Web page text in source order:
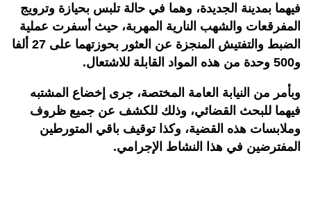
فيهما بمدينة الجديدة، وهما في حالة تلبس بحيازة وترويج
المفرقعات والشهب النارية المهربة، حيث أسفرت عملية
الضبط والتفتيش المنجزة عن العثور بحوزتهما على 27 ألفا
و500 وحدة من هذه المواد القابلة للاشتعال
.
وبأمر من النيابة العامة المختصة، جرى إخضاع المشتبه
فيهما للبحث القضائي، وذلك للكشف عن جميع ظروف
وملابسات هذه القضية، وكذا توقيف باقي المتورطين
المفترضين في هذا النشاط الإجرامي.